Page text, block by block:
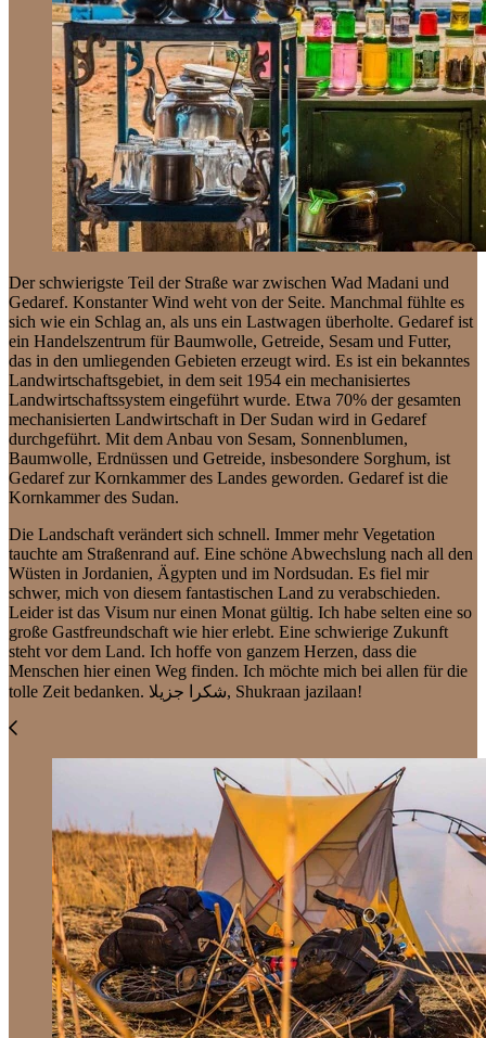
Der schwierigste Teil der Straße war zwischen Wad Madani und
Gedaref. Konstanter Wind weht von der Seite. Manchmal fühlte es
sich wie ein Schlag an, als uns ein Lastwagen überholte. Gedaref ist
ein Handelszentrum für Baumwolle, Getreide, Sesam und Futter,
das in den umliegenden Gebieten erzeugt wird. Es ist ein bekanntes
Landwirtschaftsgebiet, in dem seit 1954 ein mechanisiertes
Landwirtschaftssystem eingeführt wurde. Etwa 70% der gesamten
mechanisierten Landwirtschaft in Der Sudan wird in Gedaref
durchgeführt. Mit dem Anbau von Sesam, Sonnenblumen,
Baumwolle, Erdnüssen und Getreide, insbesondere Sorghum, ist
Gedaref zur Kornkammer des Landes geworden. Gedaref ist die
Kornkammer des Sudan.
Die Landschaft verändert sich schnell. Immer mehr Vegetation
tauchte am Straßenrand auf. Eine schöne Abwechslung nach all den
Wüsten in Jordanien, Ägypten und im Nordsudan. Es fiel mir
schwer, mich von diesem fantastischen Land zu verabschieden.
Leider ist das Visum nur einen Monat gültig. Ich habe selten eine so
große Gastfreundschaft wie hier erlebt. Eine schwierige Zukunft
steht vor dem Land. Ich hoffe von ganzem Herzen, dass die
Menschen hier einen Weg finden. Ich möchte mich bei allen für die
tolle Zeit bedanken. شكرا جزيلا, Shukraan jazilaan!